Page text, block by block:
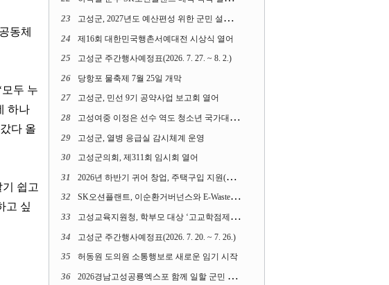
동체
모두 누
하나
다 올
쉽고
고 싶
23 고성군, 2027년도 예산편성 위한 군민 설문조사 실시
24 제16회 대한민국행촌서예대전 시상식 열어
25 고성군 주간행사예정표(2026. 7. 27. ~ 8. 2.)
26 당항포 물축제 7월 25일 개막
27 고성군, 민선 9기 공약사업 보고회 열어
28 고성여중 이정은 선수 역도 청소년 국가대표에 뽑혀
29 고성군, 열병 응급실 감시체계 운영
30 고성군의회, 제311회 임시회 열어
31 2026년 하반기 귀어 창업, 주택구입 지원(융자) 사업대상자 모집
32 SK오션플랜트, 이순환거버넌스와 E-Waste Zero 업무협약
33 고성교육지원청, 학부모 대상 ‘고교학점제와 대입제도 설명회’ 열어
34 고성군 주간행사예정표(2026. 7. 20. ~ 7. 26.)
35 허동원 도의원 소통행보로 새로운 임기 시작
36 2026경남고성공룡엑스포 함께 일할 군민 모집